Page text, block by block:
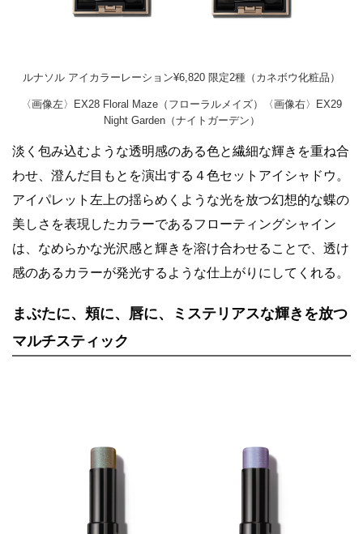
ルナソル アイカラーレーション¥6,820 限定2種（カネボウ化粧品）
〈画像左〉EX28 Floral Maze（フローラルメイズ）〈画像右〉EX29
Night Garden（ナイトガーデン）
淡く包み込むような透明感のある色と繊細な輝きを重ね合
わせ、澄んだ目もとを演出する４色セットアイシャドウ。
アイパレット左上の揺らめくような光を放つ幻想的な蝶の
美しさを表現したカラーであるフローティングシャイン
は、なめらかな光沢感と輝きを溶け合わせることで、透け
感のあるカラーが発光するような仕上がりにしてくれる。
まぶたに、頬に、唇に、ミステリアスな輝きを放つ
マルチスティック